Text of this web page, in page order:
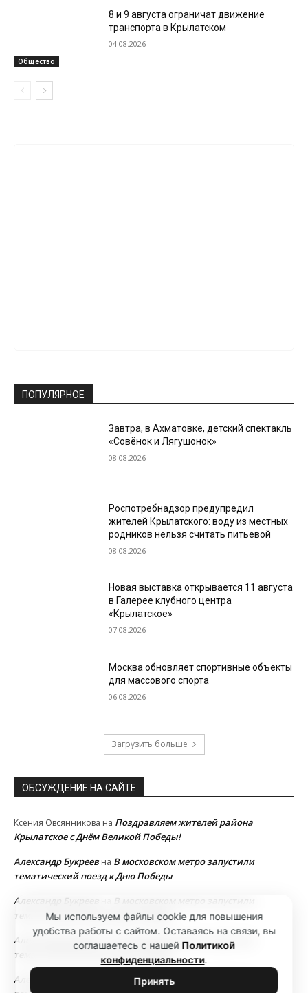
Общество
8 и 9 августа ограничат движение
транспорта в Крылатском
04.08.2026
ПОПУЛЯРНОЕ
Завтра, в Ахматовке, детский спектакль
«Совёнок и Лягушонок»
08.08.2026
Роспотребнадзор предупредил
жителей Крылатского: воду из местных
родников нельзя считать питьевой
08.08.2026
Новая выставка открывается 11 августа
в Галерее клубного центра
«Крылатское»
07.08.2026
Москва обновляет спортивные объекты
для массового спорта
06.08.2026
Загрузить больше
ОБСУЖДЕНИЕ НА САЙТЕ
Ксения Овсянникова на Поздравляем жителей района
Крылатское с Днём Великой Победы!
Александр Букреевна В московском метро запустили
тематический поезд к Дню Победы
Александр Букреев
В московском метро запустили
тематический поезд к Дню Победы
Александр Букреев
В московском метро запустили
тематический поезд к Дню Победы
Александр Букреев
В московском метро запустили
Мы используем файлы cookie для повышения
удобства работы с сайтом. Оставаясь на связи, вы
соглашаетесь с нашей Политикой
конфиденциальности.
Принять